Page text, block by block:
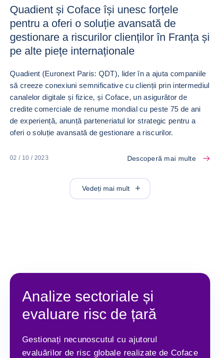
Quadient și Coface își unesc forțele
pentru a oferi o soluție avansată de
gestionare a riscurilor clienților în Franța și
pe alte piețe internaționale
Quadient (Euronext Paris: QDT), lider în a ajuta companiile
să creeze conexiuni semnificative cu clienții prin intermediul
canalelor digitale și fizice, și Coface, un asigurător de
credite comerciale de renume mondial cu peste 75 de ani
de experiență, anunță parteneriatul lor strategic pentru a
oferi o soluție avansată de gestionare a riscurilor.
02 / 10 / 2023 Descoperă mai multe
Vedeți mai mult
Analize sectoriale și
evaluare risc de țară
Gestionați necunoscutul cu ajutorul
evaluărilor de risc globale realizate de Coface